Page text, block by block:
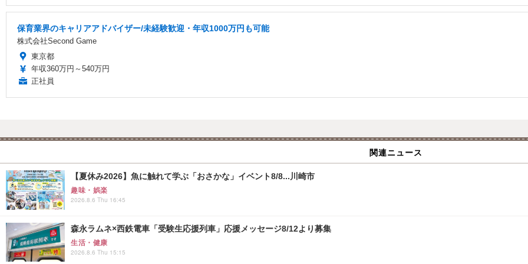
保育業界のキャリアアドバイザー/未経験歓迎・年収1000万円も可能
株式会社Second Game
東京都
年収360万円～540万円
正社員
関連ニュース
【夏休み2026】魚に触れて学ぶ「おさかな」イベント8/8...川崎市
趣味・娯楽
2026.8.6 Thu 16:45
森永ラムネ×西鉄電車「受験生応援列車」応援メッセージ8/12より募集
生活・健康
2026.8.6 Thu 15:15